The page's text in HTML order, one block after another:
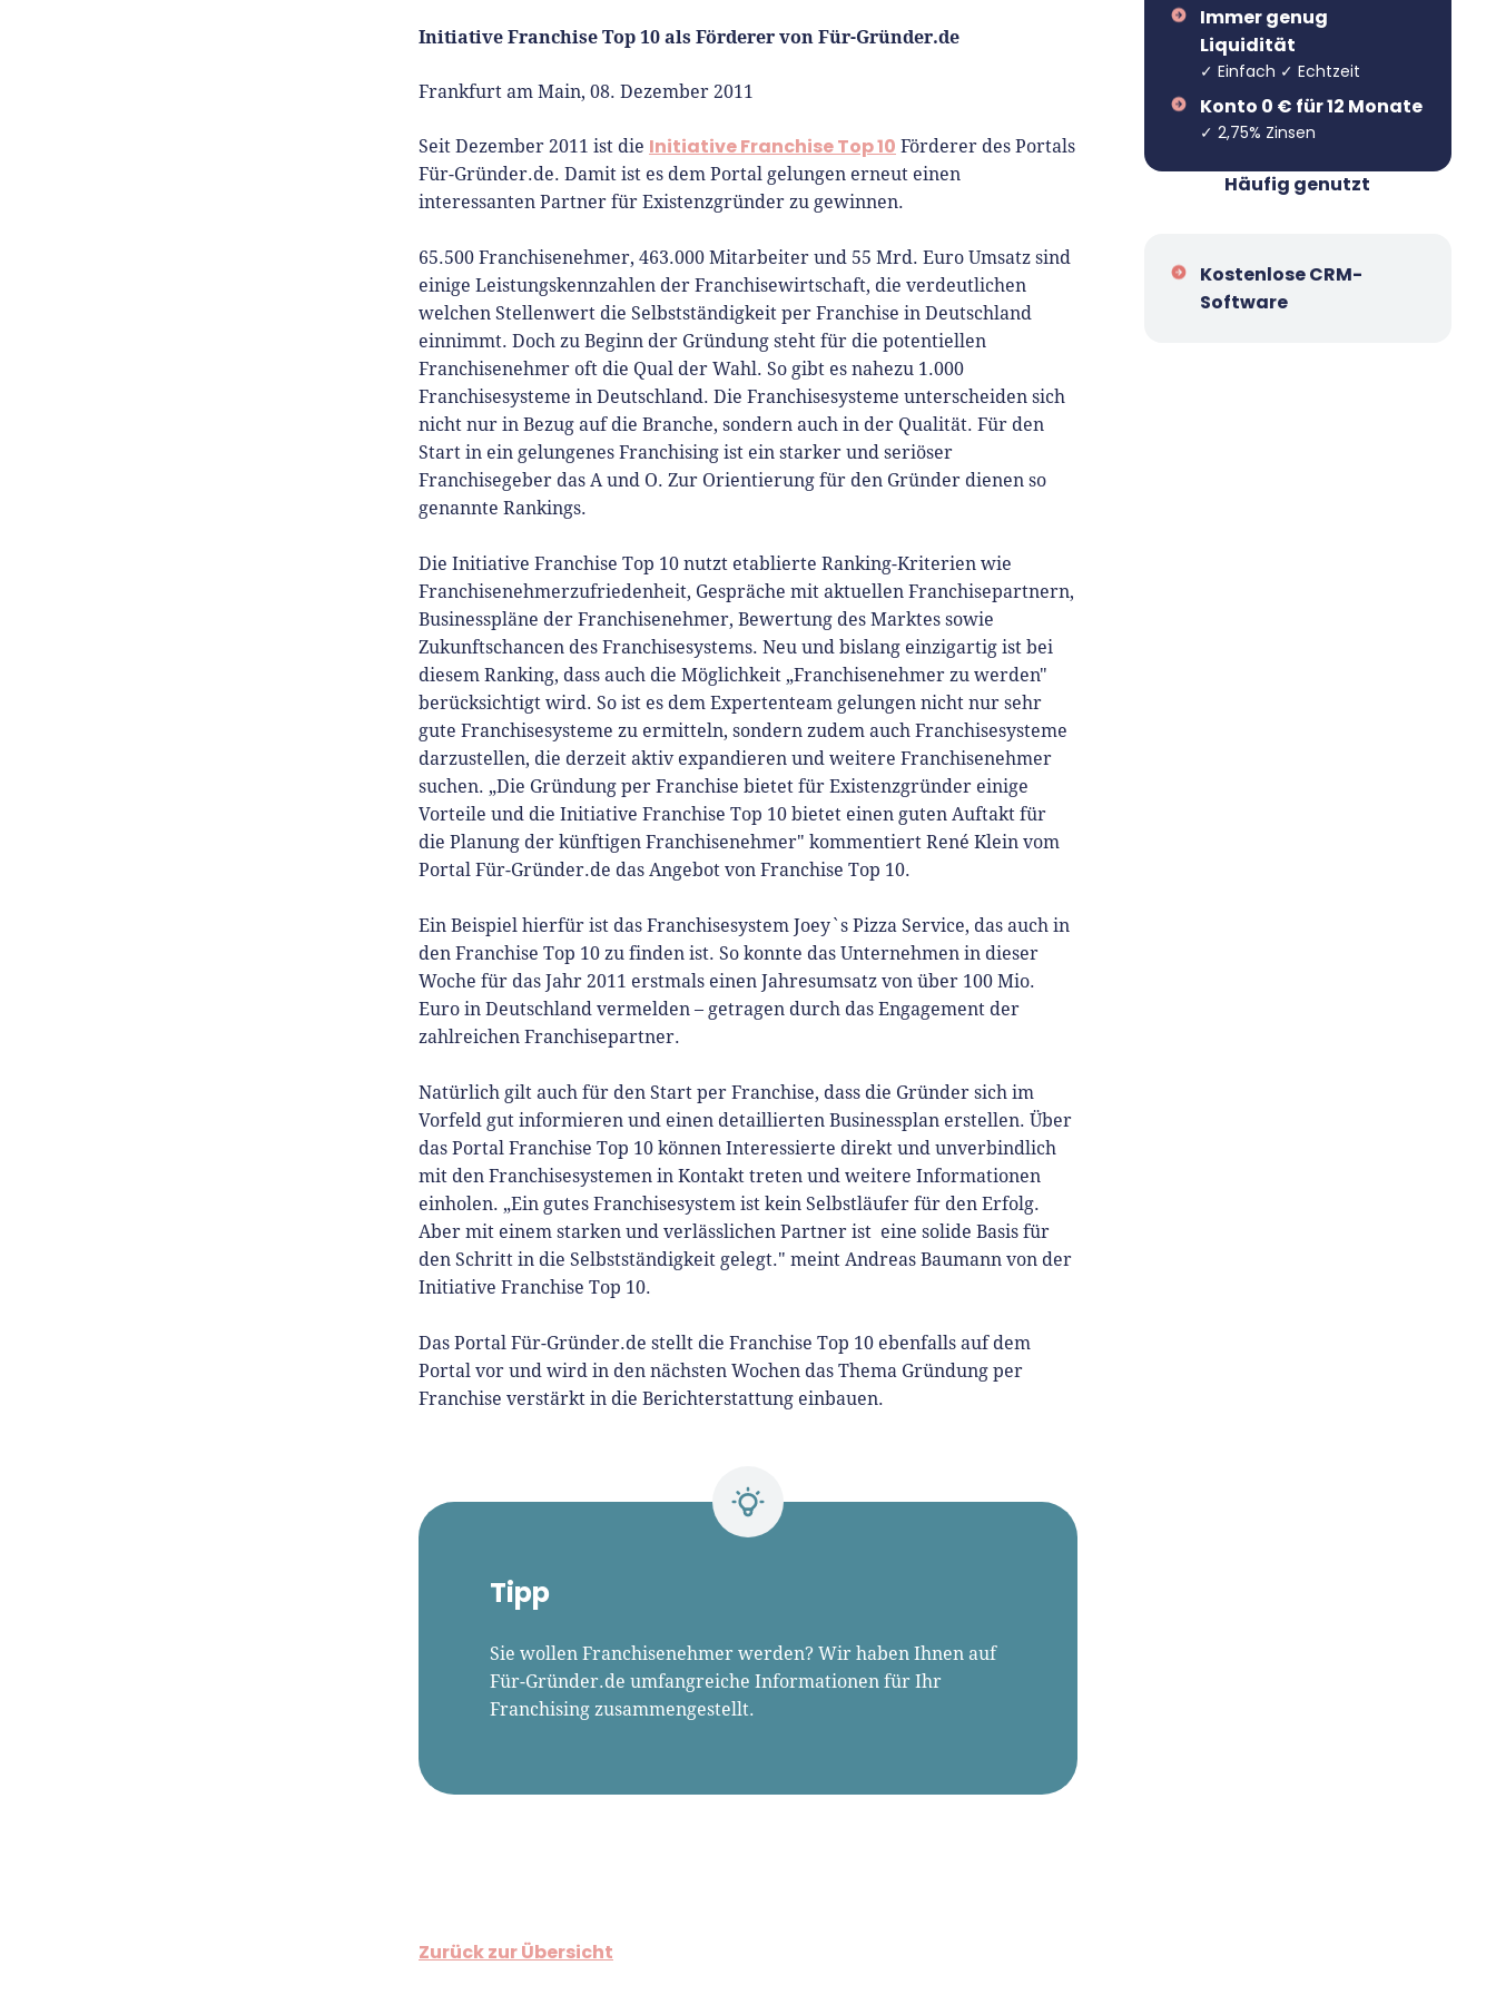
Für-Gründer.de Teil der deutschen
Gründerinnen und Gründern
praxisnahe Inhalte und echte
Insights an die Hand zu geben. Das
Host, Webinar-Moderator und auf
unserem YouTube-Kanal.
Er ist Interviewpartner in anderen
Medien und verfasst Fachbeiträge
zu Gründungsthemen.
Initiative Franchise Top 10 als Förderer von Für-Gründer.de
Frankfurt am Main, 08. Dezember 2011
Seit Dezember 2011 ist die Initiative Franchise Top 10 Förderer des Portals
Für-Gründer.de. Damit ist es dem Portal gelungen erneut einen
interessanten Partner für Existenzgründer zu gewinnen.
65.500 Franchisenehmer, 463.000 Mitarbeiter und 55 Mrd. Euro Umsatz sind
einige Leistungskennzahlen der Franchisewirtschaft, die verdeutlichen
welchen Stellenwert die Selbstständigkeit per Franchise in Deutschland
einnimmt. Doch zu Beginn der Gründung steht für die potentiellen
Franchisenehmer oft die Qual der Wahl. So gibt es nahezu 1.000
Franchisesysteme in Deutschland. Die Franchisesysteme unterscheiden sich
nicht nur in Bezug auf die Branche, sondern auch in der Qualität. Für den
Start in ein gelungenes Franchising ist ein starker und seriöser
Franchisegeber das A und O. Zur Orientierung für den Gründer dienen so
genannte Rankings.
Die Initiative Franchise Top 10 nutzt etablierte Ranking-Kriterien wie
Franchisenehmerzufriedenheit, Gespräche mit aktuellen Franchisepartnern,
Businesspläne der Franchisenehmer, Bewertung des Marktes sowie
Zukunftschancen des Franchisesystems. Neu und bislang einzigartig ist bei
diesem Ranking, dass auch die Möglichkeit „Franchisenehmer zu werden"
berücksichtigt wird. So ist es dem Expertenteam gelungen nicht nur sehr
gute Franchisesysteme zu ermitteln, sondern zudem auch Franchisesysteme
darzustellen, die derzeit aktiv expandieren und weitere Franchisenehmer
suchen. „Die Gründung per Franchise bietet für Existenzgründer einige
Vorteile und die Initiative Franchise Top 10 bietet einen guten Auftakt für
die Planung der künftigen Franchisenehmer" kommentiert René Klein vom
Portal Für-Gründer.de das Angebot von Franchise Top 10.
Ein Beispiel hierfür ist das Franchisesystem Joey`s Pizza Service, das auch in
den Franchise Top 10 zu finden ist. So konnte das Unternehmen in dieser
Woche für das Jahr 2011 erstmals einen Jahresumsatz von über 100 Mio.
Euro in Deutschland vermelden – getragen durch das Engagement der
zahlreichen Franchisepartner.
Natürlich gilt auch für den Start per Franchise, dass die Gründer sich im
Vorfeld gut informieren und einen detaillierten Businessplan erstellen. Über
das Portal Franchise Top 10 können Interessierte direkt und unverbindlich
mit den Franchisesystemen in Kontakt treten und weitere Informationen
einholen. „Ein gutes Franchisesystem ist kein Selbstläufer für den Erfolg.
Aber mit einem starken und verlässlichen Partner ist eine solide Basis für
den Schritt in die Selbstständigkeit gelegt." meint Andreas Baumann von der
Initiative Franchise Top 10.
Das Portal Für-Gründer.de stellt die Franchise Top 10 ebenfalls auf dem
Portal vor und wird in den nächsten Wochen das Thema Gründung per
Franchise verstärkt in die Berichterstattung einbauen.
Tipp
Sie wollen Franchisenehmer werden? Wir haben Ihnen auf
Für-Gründer.de umfangreiche Informationen für Ihr
Franchising zusammengestellt.
Zurück zur Übersicht
Immer genug
Liquidität
✓ Einfach ✓ Echtzeit
Konto 0 € für 12 Monate
✓ 2,75% Zinsen
Häufig genutzt
Kostenlose CRM-
Software